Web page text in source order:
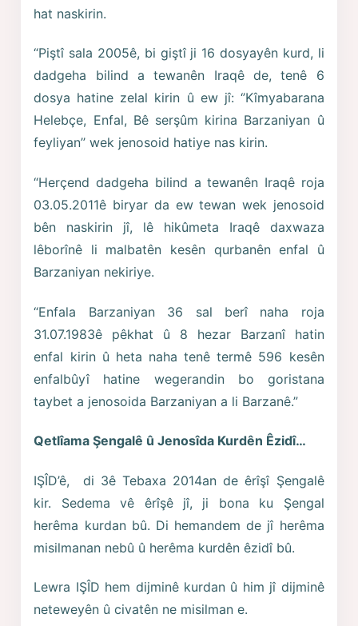
hat naskirin.
“Piştî sala 2005ê, bi giştî ji 16 dosyayên kurd, li
dadgeha bilind a tewanên Iraqê de, tenê 6
dosya hatine zelal kirin û ew jî: ‘’Kîmyabarana
Helebçe, Enfal, Bê serşûm kirina Barzaniyan û
feyliyan’’ wek jenosoid hatiye nas kirin.
“Herçend dadgeha bilind a tewanên Iraqê roja
03.05.2011ê biryar da ew tewan wek jenosoid
bên naskirin jî, lê hikûmeta Iraqê daxwaza
lêborînê li malbatên kesên qurbanên enfal û
Barzaniyan nekiriye.
“Enfala Barzaniyan 36 sal berî naha roja
31.07.1983ê pêkhat û 8 hezar Barzanî hatin
enfal kirin û heta naha tenê termê 596 kesên
enfalbûyî hatine wegerandin bo goristana
taybet a jenosoida Barzaniyan a li Barzanê.”
Qetlîama Şengalê û Jenosîda Kurdên Êzidî…
IŞÎD’ê, di 3ê Tebaxa 2014an de êrîşî Şengalê
kir. Sedema vê êrîşê jî, ji bona ku Şengal
herêma kurdan bû. Di hemandem de jî herêma
misilmanan nebû û herêma kurdên êzidî bû.
Lewra IŞÎD hem dijminê kurdan û him jî dijminê
neteweyên û civatên ne misilman e.